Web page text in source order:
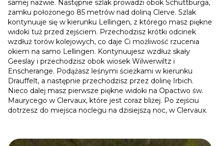
samej nazwie. Następnie szlak prowadzi obok Schüttburga,
zamku położonego 85 metrów nad doliną Clerve. Szlak
kontynuuje się w kierunku Lellingen, z którego masz piękne
widoki tuż przed zejściem. Przechodzisz krótki odcinek
wzdłuż torów kolejowych, co daje Ci możliwość rzucenia
okiem na samo Lellingen. Kontynuujesz wzdłuż skały
Geeslay i przechodzisz obok wiosek Wilwerwiltz i
Enscherange. Podążasz leśnymi ścieżkami w kierunku
Drauffelt, a następnie przechodzisz przez dolinę Irbich.
Nieco dalej masz pierwsze piękne widoki na Opactwo św.
Maurycego w Clervaux, które jest coraz bliżej. Po zejściu
dotrzesz do miejsca noclegu na dzisiejszą noc, w Clervaux.